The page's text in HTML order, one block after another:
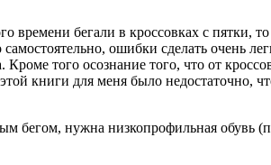
времени бегали в кроссовках с
самостоятельно, ошибки сделать очень
Кроме того осознание того, что от
книги для меня было недостаточно,
бегом, нужна низкопрофильная